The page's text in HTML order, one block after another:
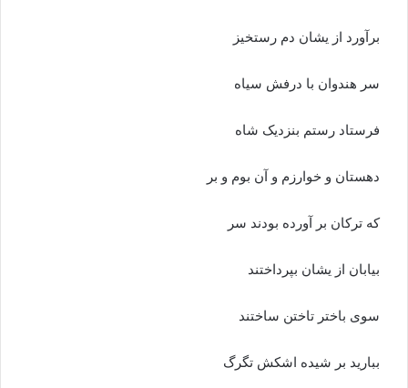
برآورد از یشان دم رستخیز
سر هندوان با درفش سیاه
فرستاد رستم بنزدیک شاه‏
دهستان و خوارزم و آن بوم و بر
که ترکان بر آورده بودند سر
بیابان از یشان بپرداختند
سوى باختر تاختن ساختند
ببارید بر شیده اشکش تگرگ